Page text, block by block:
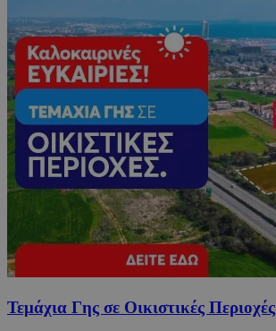
Τεμάχια Γης σε Οικιστικές Περιοχές